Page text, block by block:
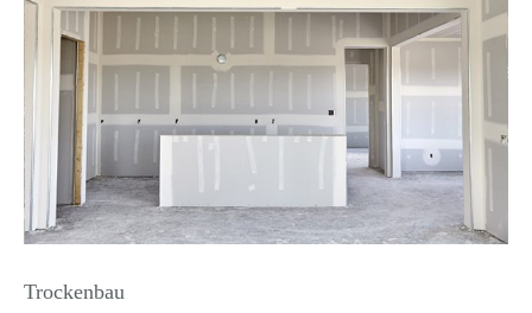
Trockenbau